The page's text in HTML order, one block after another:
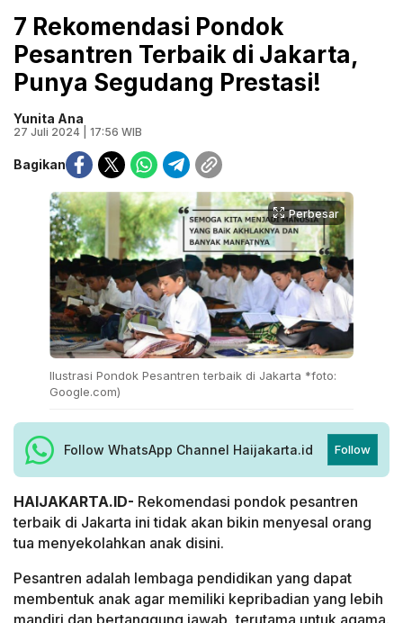
7 Rekomendasi Pondok
Pesantren Terbaik di Jakarta,
Punya Segudang Prestasi!
Yunita Ana
27 Juli 2024 | 17:56 WIB
Bagikan
Perbesar
Ilustrasi Pondok Pesantren terbaik di Jakarta *foto:
Google.com)
Follow WhatsApp Channel Haijakarta.id Follow
HAIJAKARTA.ID- Rekomendasi pondok pesantren
terbaik di Jakarta ini tidak akan bikin menyesal orang
tua menyekolahkan anak disini.
Pesantren adalah lembaga pendidikan yang dapat
membentuk anak agar memiliki kepribadian yang lebih